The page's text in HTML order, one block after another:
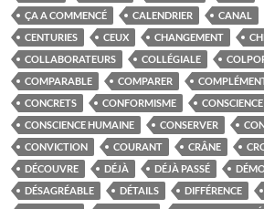
ÇA A COMMENCÉ
CALENDRIER CANAL
CENTURIES
CEUX CHANGEMENT
COLLABORATEURS
COLLÉGIALE
COMPARABLE
COMPARER
CONCRETS
CONFORMISME
CONSCIENCE
CONSCIENCE HUMAINE
CONSERVER
CONVICTION
COURANT CRÂNE
DÉCOUVRE
DÉJÀ DÉJÀ PASSÉ
DÉSAGRÉABLE
DÉTAILS DIFFÉRENCE